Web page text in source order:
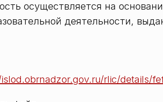
осуществляется на
деятельности,
rlic/details/